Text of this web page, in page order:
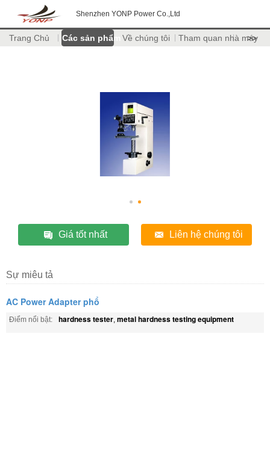
Shenzhen YONP Power Co.,Ltd
Trang Chủ Các sản phẩm Về chúng tôi Tham quan nhà máy
>>
Giá tốt nhất Liên hệ chúng tôi
Sự miêu tả
AC Power Adapter phổ
Điểm nổi bật: hardness tester, metal hardness testing equipment